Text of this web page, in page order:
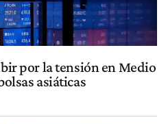
por la tensión en Medio
asiáticas